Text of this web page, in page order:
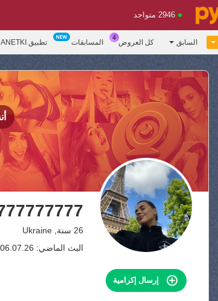
2946 متواجد
السابق كل العروض المسابقات تطبيق RANETKI
26 سنة, Ukraine
البث الماضي: 06.07.26 12:40 PM
إرسال إكرامية